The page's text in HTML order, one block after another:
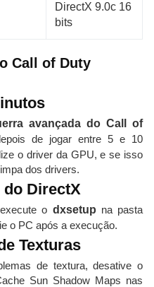
DirectX 9.0c 16
bits
Call of Duty
avançada do Call of
de jogar entre 5 e 10
o driver da GPU, e se isso
dos drivers.
DirectX
o dxsetup na pasta
o PC após a execução.
Texturas
de textura, desative o
Sun Shadow Maps nas